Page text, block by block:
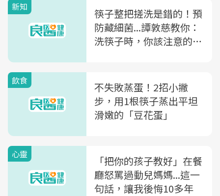
新知
筷子整把搓洗是錯的！預
防藏細菌...譚敦慈教你：
洗筷子時，你該注意的5
飲食
不失敗蒸蛋！2招小撇
步，用1根筷子蒸出平坦
滑嫩的「豆花蛋」
心靈
「把你的孩子教好」在餐
廳怒罵過動兒媽媽...這一
句話，讓我後悔10多年